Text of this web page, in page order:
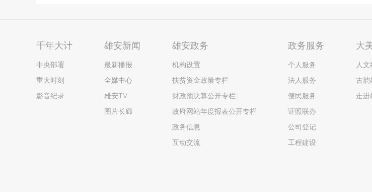
千年大计
中央部署
重大时刻
影音纪录
雄安新闻
最新播报
全媒中心
雄安TV
图片长廊
雄安政务
机构设置
扶贫资金政策专栏
财政预决算公开专栏
政府网站年度报表公开专栏
政务信息
互动交流
政务服务
个人服务
法人服务
便民服务
证照联办
公司登记
工程建设
大
人
古韵
走进